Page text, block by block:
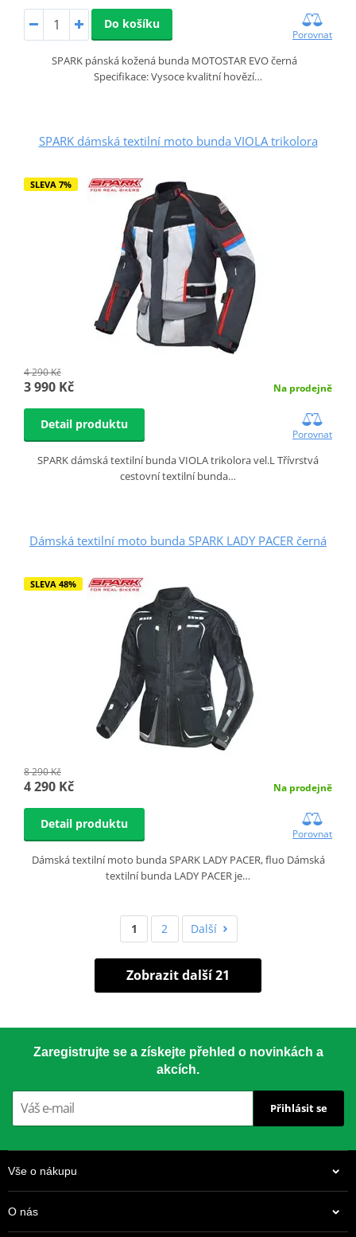
Do košíku
Porovnat
SPARK pánská kožená bunda MOTOSTAR EVO černá
Specifikace: Vysoce kvalitní hovězí…
SPARK dámská textilní moto bunda VIOLA trikolora
SLEVA 7%
4 290 Kč
3 990 Kč Na prodejně
Detail produktu
Porovnat
SPARK dámská textilní bunda VIOLA trikolora vel.L Třívrstvá
cestovní textilní bunda…
Dámská textilní moto bunda SPARK LADY PACER černá
SLEVA 48%
8 290 Kč
4 290 Kč Na prodejně
Detail produktu
Porovnat
Dámská textilní moto bunda SPARK LADY PACER, fluo Dámská
textilní bunda LADY PACER je…
1 2 Další
Zobrazit další 21
Zaregistrujte se a získejte přehled o novinkách a
akcích.
Přihlásit se
Vše o nákupu
O nás